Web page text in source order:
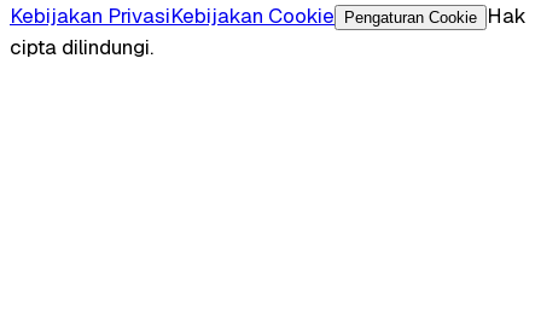
Kebijakan PrivasiKebijakan Cookie Pengaturan Cookie
Hak
cipta dilindungi.